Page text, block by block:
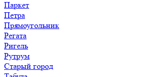
Паркет
Петра
Прямоугольник
Регата
Ригель
Рутрум
Старый город